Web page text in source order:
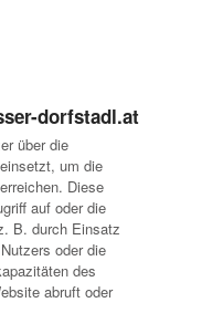
dorfstadl.at
über die
um die
Diese
auf oder die
B. durch Einsatz
oder die
des
abruft oder